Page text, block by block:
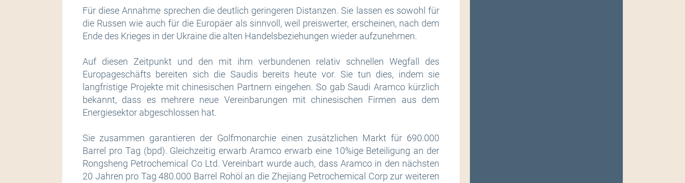
Für diese Annahme sprechen die deutlich geringeren Distanzen. Sie lassen es sowohl für
die Russen wie auch für die Europäer als sinnvoll, weil preiswerter, erscheinen, nach dem
Ende des Krieges in der Ukraine die alten Handelsbeziehungen wieder aufzunehmen.
Auf diesen Zeitpunkt und den mit ihm verbundenen relativ schnellen Wegfall des
Europageschäfts bereiten sich die Saudis bereits heute vor. Sie tun dies, indem sie
langfristige Projekte mit chinesischen Partnern eingehen. So gab Saudi Aramco kürzlich
bekannt, dass es mehrere neue Vereinbarungen mit chinesischen Firmen aus dem
Energiesektor abgeschlossen hat.
Sie zusammen garantieren der Golfmonarchie einen zusätzlichen Markt für 690.000
Barrel pro Tag (bpd). Gleichzeitig erwarb Aramco erwarb eine 10%ige Beteiligung an der
Rongsheng Petrochemical Co Ltd. Vereinbart wurde auch, dass Aramco in den nächsten
20 Jahren pro Tag 480.000 Barrel Rohöl an die Zhejiang Petrochemical Corp zur weiteren